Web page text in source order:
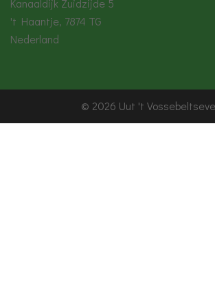
Kanaaldijk Zuidzijde 5
't Haantje, 7874 TG
Nederland
© 2026 Uut 't